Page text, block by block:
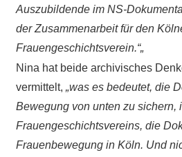
Auszubildende im NS-
der Zusammenarbeit für den
Frauengeschichtsverein.“„
Nina hat beide archivisches
vermittelt, „was es bedeutet, die
Bewegung von unten zu sichern,
Frauengeschichtsvereins, die
Frauenbewegung in Köln. Und